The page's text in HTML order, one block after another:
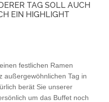
TAG SOLL AUCH
EIN HIGHLIGHT
festlichen Ramen
außergewöhnlichen Tag in
berät Sie unserer
um das Buffet noch